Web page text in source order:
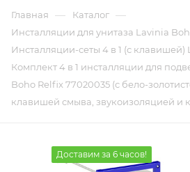
Главная — Каталог —
Инсталляции для унитаза Lavinia
Инсталляции-сеты 4 в 1 (с клавишей)
Комплект 4 в 1 инсталляции для
Boho Relfix 77020035 (с бело-
клавишей смыва, звукоизоляцией и
Доставим за 6 часов!